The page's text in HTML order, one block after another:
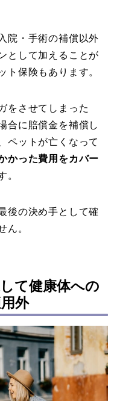
院・手術の補償以外
として加えることが
ト保険もあります。
をさせてしまった
合に賠償金を補償し
ペットが亡くなって
かった費用をカバー
。
後の決め手として確
ん。
て健康体への
外